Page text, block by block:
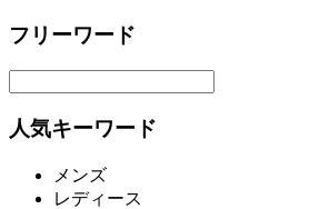
フリーワード
人気キーワード
メンズ
レディース